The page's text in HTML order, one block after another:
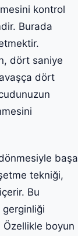
kontrol
Burada
dört saniye
dört
başa
tekniği,
Bu
Özellikle boyun